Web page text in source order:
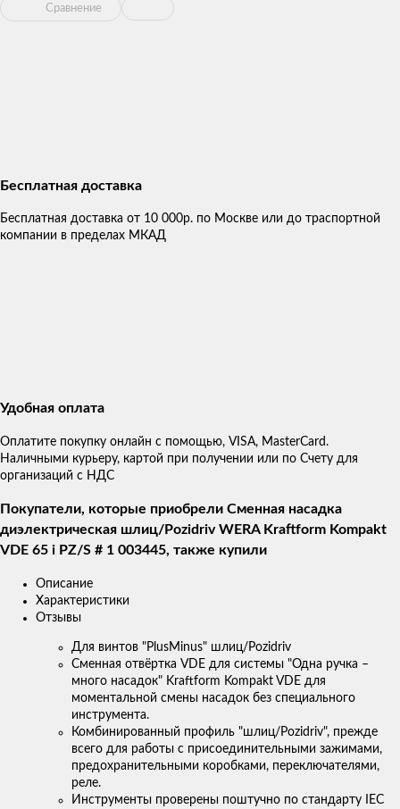
Сравнение
Бесплатная доставка
Бесплатная доставка от 10 000р. по Москве или до траспортной
компании в пределах МКАД
Удобная оплата
Оплатите покупку онлайн с помощью, VISA, MasterCard.
Наличными курьеру, картой при получении или по Счету для
организаций с НДС
Покупатели, которые приобрели Сменная насадка
диэлектрическая шлиц/Pozidriv WERA Kraftform Kompakt
VDE 65 i PZ/S # 1 003445, также купили
Описание
Характеристики
Отзывы
Для винтов "PlusMinus" шлиц/Pozidriv
Сменная отвёртка VDE для системы "Одна ручка –
много насадок" Kraftform Kompakt VDE для
моментальной смены насадок без специального
инструмента.
Комбинированный профиль "шлиц/Pozidriv", прежде
всего для работы с присоединительными зажимами,
предохранительными коробками, переключателями,
реле.
Инструменты проверены поштучно по стандарту IEC